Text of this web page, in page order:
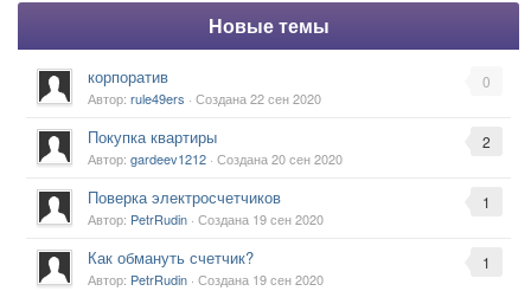
Новые темы
0
корпоратив
Автор: rule49ers · Создана22 сен 2020
2
Покупка квартиры
Автор: gardeev1212 · Создана20 сен 2020
1
Поверка электросчетчиков
Автор: PetrRudin · Создана 19 сен 2020
1
Как обмануть счетчик?
Автор: PetrRudin · Создана 19 сен 2020